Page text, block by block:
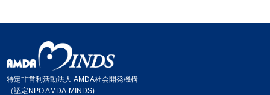
特定非営利活動法人 AMDA社会開発機構
（認定NPO AMDA-MINDS)